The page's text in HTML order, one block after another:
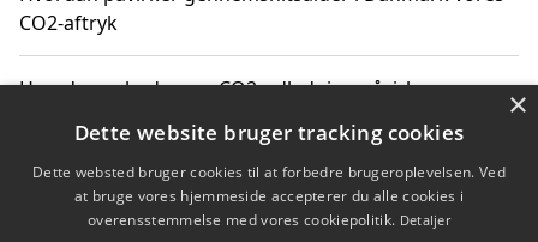
CO2-aftryk
Hvordan nyheder om CO2-udledning påvirker vores
Copyright 2026 - Pilanto Aps
×
Dette website bruger tracking cookies
Dette websted bruger cookies til at forbedre brugeroplevelsen. Ved
at bruge vores hjemmeside accepterer du alle cookies i
overensstemmelse med vores cookiepolitik. Detaljer